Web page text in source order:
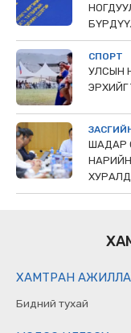
СПОРТ
УЛСЫН
ЭРХИЙГ
ШАДАР
ХАМТРАН
Бидний тухай